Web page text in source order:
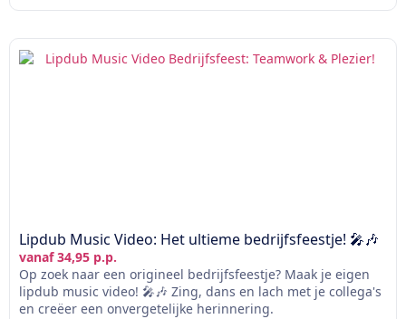
Lipdub Music Video: Het ultieme bedrijfsfeestje! 🎤🎶
vanaf 34,95 p.p.
Op zoek naar een origineel bedrijfsfeestje? Maak je eigen
lipdub music video! 🎤🎶 Zing, dans en lach met je collega's
en creëer een onvergetelijke herinnering.